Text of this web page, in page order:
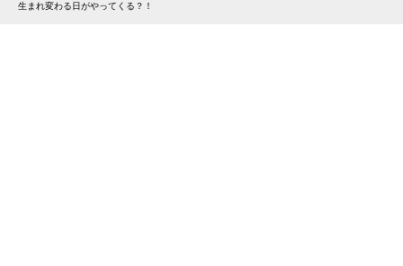
生まれ変わる日がやってくる？！